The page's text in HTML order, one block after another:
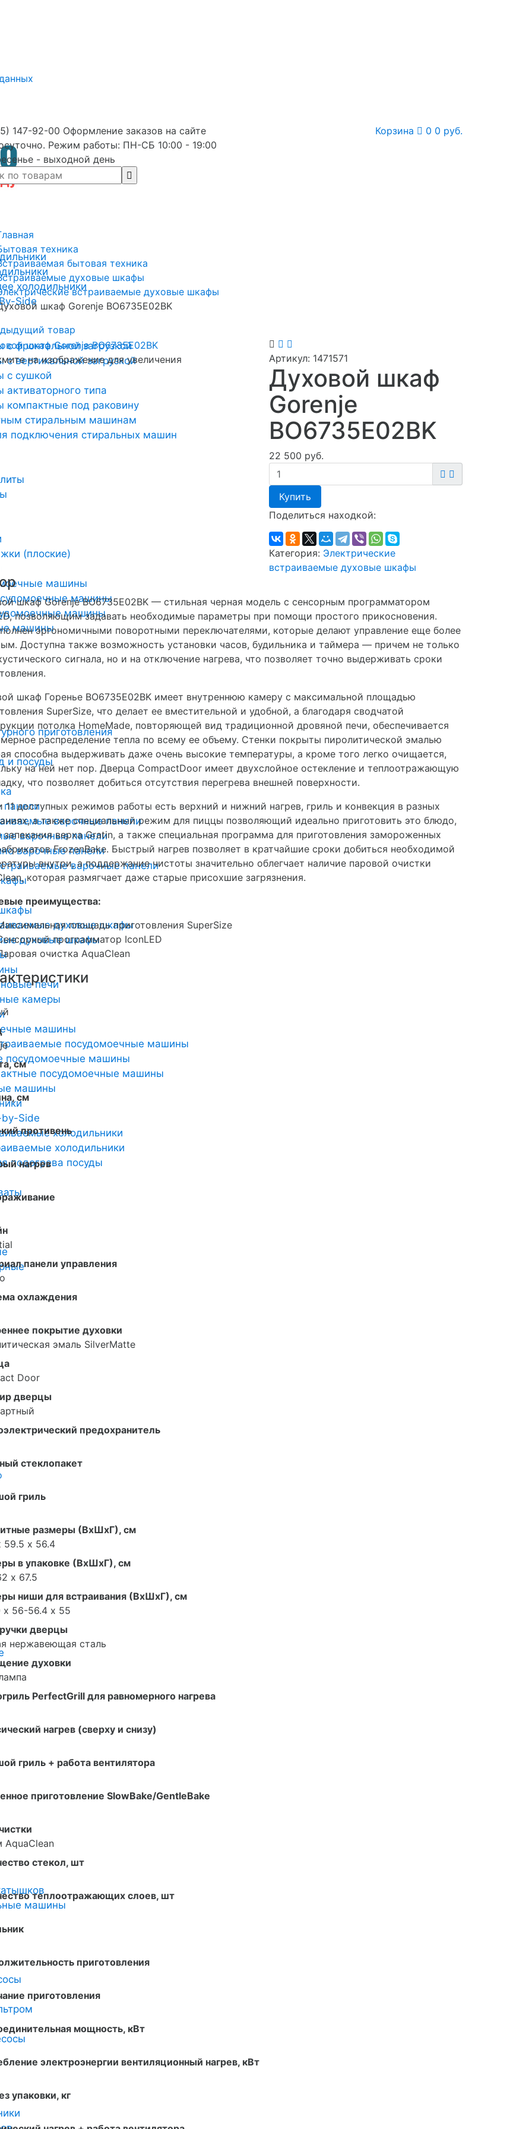
147-92-00 Оформление заказов на сайте
Режим работы: ПН-СБ 10:00 - 19:00
- выходной день
Корзина 0 0 руб.
холодильники
Side
фронтальной загрузкой
вертикальной загрузкой
с сушкой
типа
под раковину
стиральным машинам
подключения стиральных машин
(плоские)
машины
машины
машины
машины
приготовления
и посуды
панели
варочные панели
варочные панели
варочные панели
варочные панели
духовые шкафы
духовые шкафы
печи
камеры
машины
посудомоечные машины
посудомоечные машины
посудомоечные машины
машины
Side
холодильники
холодильники
подогрева посуды
машины
техника
бытовая техника
духовые шкафы
встраиваемые духовые шкафы
шкаф Gorenje BO6735E02BK
товар
на изображение для увеличения Артикул: 1471571
Духовой шкаф
Gorenje
BO6735E02BK
22 500 руб.
Купить
Поделиться находкой:
Категория: Электрические
встраиваемые духовые шкафы
шкаф Gorenje BO6735E02BK — стильная черная модель с сенсорным программатором
позволяющим задавать необходимые параметры при помощи простого прикосновения.
эргономичными поворотными переключателями, которые делают управление еще более
Доступна также возможность установки часов, будильника и таймера — причем не только
сигнала, но и на отключение нагрева, что позволяет точно выдерживать сроки
шкаф Горенье BO6735E02BK имеет внутреннюю камеру с максимальной площадью
SuperSize, что делает ее вместительной и удобной, а благодаря сводчатой
потолка HomeMade, повторяющей вид традиционной дровяной печи, обеспечивается
распределение тепла по всему ее объему. Стенки покрыты пиролитической эмалью
способна выдерживать даже очень высокие температуры, а кроме того легко очищается,
на ней нет пор. Дверца CompactDoor имеет двухслойное остекление и теплоотражающую
что позволяет добиться отсутствия перегрева внешней поверхности.
11 доступных режимов работы есть верхний и нижний нагрев, гриль и конвекция в разных
а также специальный режим для пиццы позволяющий идеально приготовить это блюдо,
запекания верха Gratin, а также специальная программа для приготовления замороженных
FrozenBake. Быстрый нагрев позволяет в кратчайшие сроки добиться необходимой
внутри, а поддержание чистоты значительно облегчает наличие паровой очистки
которая размягчает даже старые присохшие загрязнения.
преимущества:
площадь приготовления SuperSize
программатор IconLED
очистка AquaClean
см
см
противень
нагрев
панели управления
охлаждения
покрытие духовки
эмаль SilverMatte
Door
дверцы
предохранитель
стеклопакет
гриль
размеры (ВxШxГ), см
59.5 х 56.4
в упаковке (ВxШxГ), см
х 67.5
ниши для встраивания (ВxШxГ), см
х 56-56.4 х 55
дверцы
нержавеющая сталь
духовки
PerfectGrill для равномерного нагрева
нагрев (сверху и снизу)
гриль + работа вентилятора
приготовление SlowBake/GentleBake
AquaClean
стекол, шт
теплоотражающих слоев, шт
приготовления
приготовления
мощность, кВт
электроэнергии вентиляционный нагрев, кВт
упаковки, кг